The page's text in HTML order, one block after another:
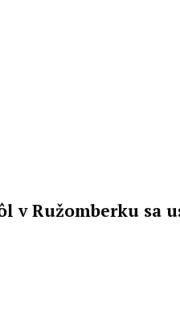
v Ružomberku sa